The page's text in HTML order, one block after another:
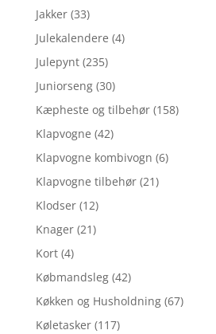
Jakker (33)
Julekalendere (4)
Julepynt (235)
Juniorseng (30)
Kæpheste og tilbehør (158)
Klapvogne (42)
Klapvogne kombivogn (6)
Klapvogne tilbehør (21)
Klodser (12)
Knager (21)
Kort (4)
Købmandsleg (42)
Køkken og Husholdning (67)
Køletasker (117)